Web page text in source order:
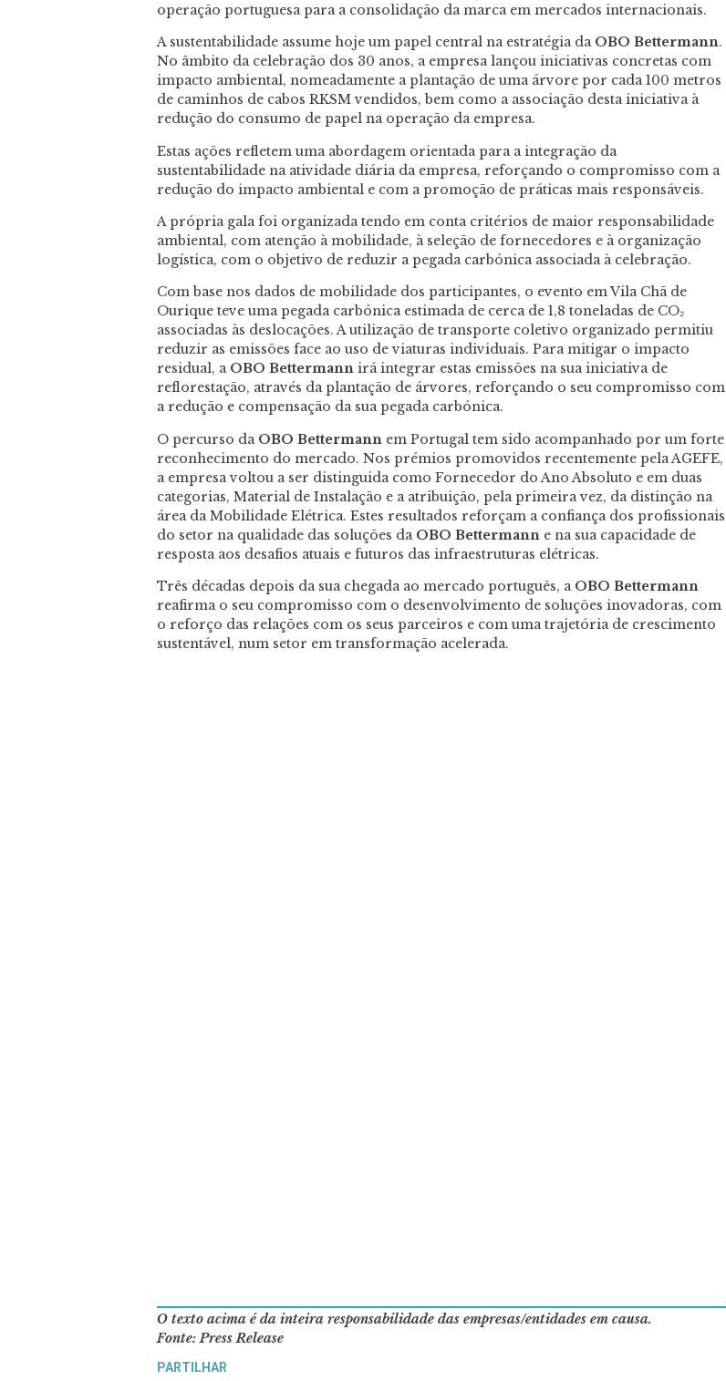
operação portuguesa para a consolidação da marca em mercados internacionais.
A sustentabilidade assume hoje um papel central na estratégia da OBO Bettermann.
No âmbito da celebração dos 30 anos, a empresa lançou iniciativas concretas com
impacto ambiental, nomeadamente a plantação de uma árvore por cada 100 metros
de caminhos de cabos RKSM vendidos, bem como a associação desta iniciativa à
redução do consumo de papel na operação da empresa.
Estas ações refletem uma abordagem orientada para a integração da
sustentabilidade na atividade diária da empresa, reforçando o compromisso com a
redução do impacto ambiental e com a promoção de práticas mais responsáveis.
A própria gala foi organizada tendo em conta critérios de maior responsabilidade
ambiental, com atenção à mobilidade, à seleção de fornecedores e à organização
logística, com o objetivo de reduzir a pegada carbónica associada à celebração.
Com base nos dados de mobilidade dos participantes, o evento em Vila Chã de
Ourique teve uma pegada carbónica estimada de cerca de 1,8 toneladas de CO₂
associadas às deslocações. A utilização de transporte coletivo organizado permitiu
reduzir as emissões face ao uso de viaturas individuais. Para mitigar o impacto
residual, a OBO Bettermann irá integrar estas emissões na sua iniciativa de
reflorestação, através da plantação de árvores, reforçando o seu compromisso com
a redução e compensação da sua pegada carbónica.
O percurso da OBO Bettermann em Portugal tem sido acompanhado por um forte
reconhecimento do mercado. Nos prémios promovidos recentemente pela AGEFE,
a empresa voltou a ser distinguida como Fornecedor do Ano Absoluto e em duas
categorias, Material de Instalação e a atribuição, pela primeira vez, da distinção na
área da Mobilidade Elétrica. Estes resultados reforçam a confiança dos profissionais
do setor na qualidade das soluções da OBO Bettermann e na sua capacidade de
resposta aos desafios atuais e futuros das infraestruturas elétricas.
Três décadas depois da sua chegada ao mercado português, a OBO Bettermann
reafirma o seu compromisso com o desenvolvimento de soluções inovadoras, com
o reforço das relações com os seus parceiros e com uma trajetória de crescimento
sustentável, num setor em transformação acelerada.
O texto acima é da inteira responsabilidade das empresas/entidades em causa.
Fonte: Press Release
PARTILHAR